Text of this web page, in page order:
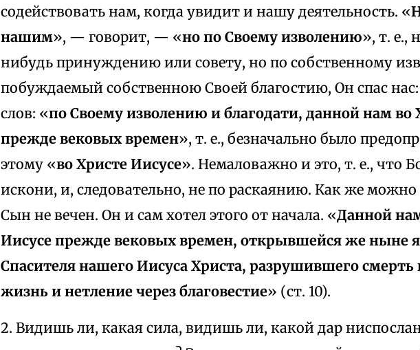
содействовать нам, когда увидит и нашу деятельность. «
нашим», — говорит, — «но по Своему изволению», т. е.,
нибудь принуждению или совету, но по собственному
побуждаемый собственною Своей благостию, Он спас
слов: «по Своему изволению и благодати, данной нам во
прежде вековых времен», т. е., безначально было
этому «во Христе Иисусе». Немаловажно и это, т. е., что
искони, и, следовательно, не по раскаянию. Как же можно
Сын не вечен. Он и сам хотел этого от начала. «Данной
Иисусе прежде вековых времен, открывшейся же ныне
Спасителя нашего Иисуса Христа, разрушившего
жизнь и нетление через благовестие» (ст. 10).
2. Видишь ли, какая сила, видишь ли, какой дар